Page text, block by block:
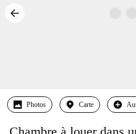
Photos Carte